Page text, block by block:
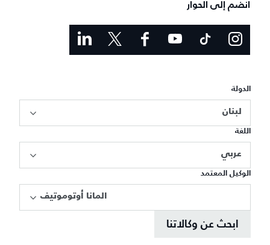
انضم إلى الحوار
الدولة
لبنان
اللغة
عربي
الوكيل المعتمد
المانا أوتوموتيف
ابحث عن وكالاتنا